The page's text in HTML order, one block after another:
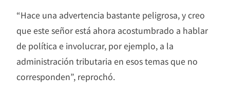
“Hace una advertencia bastante peligrosa, y creo
que este señor está ahora acostumbrado a hablar
de política e involucrar, por ejemplo, a la
administración tributaria en esos temas que no
corresponden”, reprochó.